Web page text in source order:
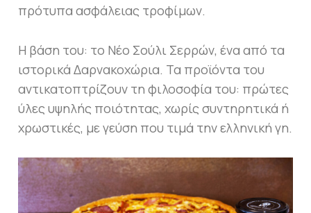
πρότυπα ασφάλειας τροφίμων.
Η βάση του: το Νέο Σούλι Σερρών, ένα από τα
ιστορικά Δαρνακοχώρια. Τα προϊόντα του
αντικατοπτρίζουν τη φιλοσοφία του: πρώτες
ύλες υψηλής ποιότητας, χωρίς συντηρητικά ή
χρωστικές, με γεύση που τιμά την ελληνική γη.